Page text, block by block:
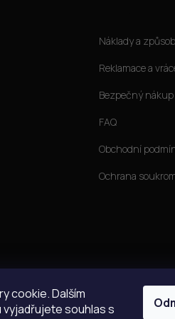
cookie. Dalším
souhlas s
Náklady a
Reklamace a
Bezpečný nákup
FAQ
Obchodní
Ochrana